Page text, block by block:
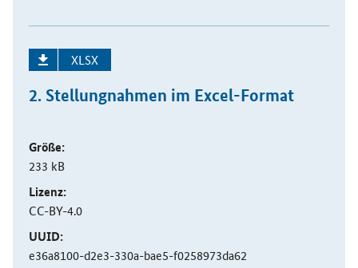
XLSX
2. Stellungnahmen im Excel-Format
Größe:
233 kB
Lizenz:
CC-BY-4.0
UUID:
e36a8100-d2e3-330a-bae5-f0258973da62